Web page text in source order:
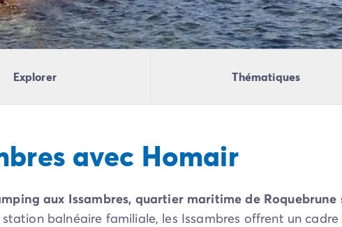
Explorer Thématiques
avec Homair
aux Issambres, quartier maritime de Roquebrune
balnéaire familiale, les Issambres offrent un